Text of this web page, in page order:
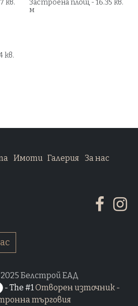
кв.
Застроена площ - 16.35 кв.
м
кв.
Имоти Галерия
За нас
Белстрой ЕАД
- The #1Отворен източник -
търговия